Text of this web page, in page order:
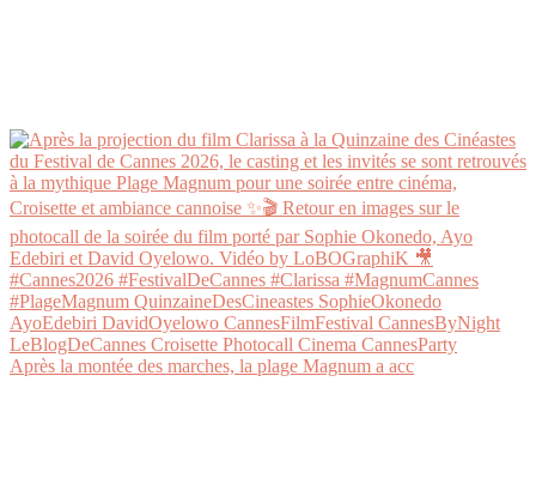
Après la montée des marches, la plage Magnum a acc